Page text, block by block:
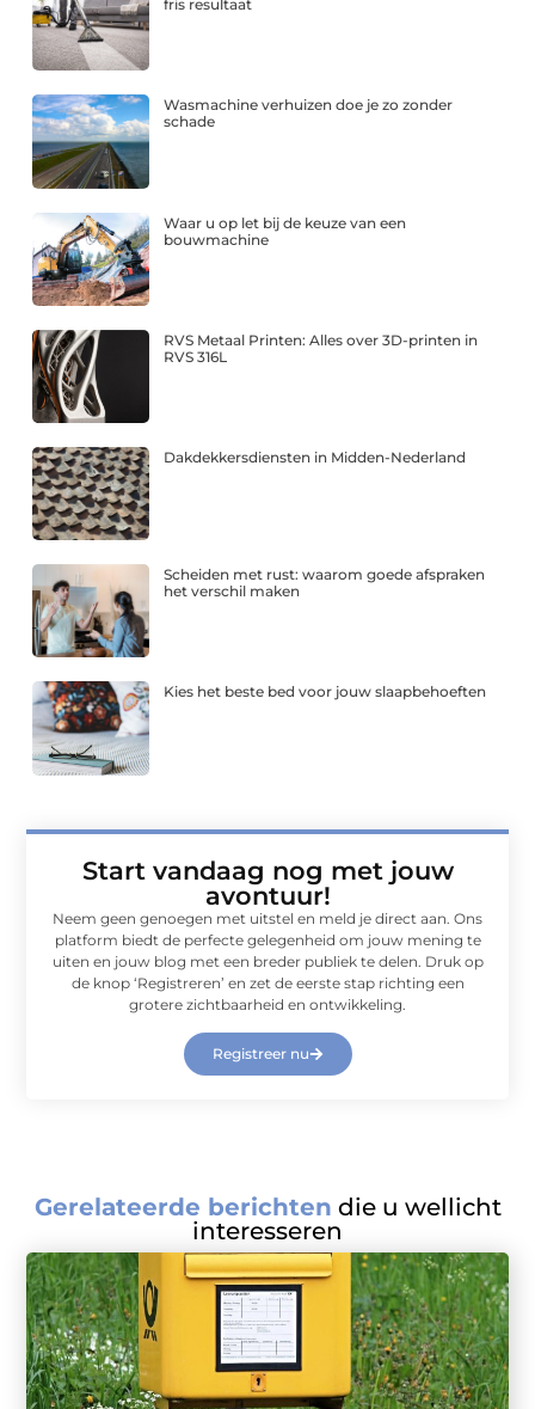
fris resultaat
Wasmachine verhuizen doe je zo zonder
schade
Waar u op let bij de keuze van een
bouwmachine
RVS Metaal Printen: Alles over 3D-printen in
RVS 316L
Dakdekkersdiensten in Midden-Nederland
Scheiden met rust: waarom goede afspraken
het verschil maken
Kies het beste bed voor jouw slaapbehoeften
Start vandaag nog met jouw
avontuur!
Neem geen genoegen met uitstel en meld je direct aan. Ons
platform biedt de perfecte gelegenheid om jouw mening te
uiten en jouw blog met een breder publiek te delen. Druk op
de knop ‘Registreren’ en zet de eerste stap richting een
grotere zichtbaarheid en ontwikkeling.
Registreer nu
Gerelateerde berichten die u wellicht
interesseren